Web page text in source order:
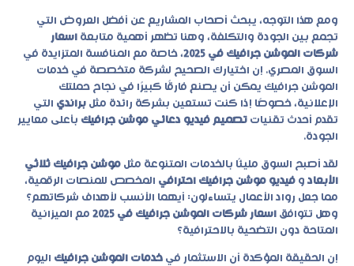
ومع هذا التوجه، يبحث أصحاب المشاريع عن أفضل العروض التي
تجمع بين الجودة والتكلفة، وهنا تظهر أهمية متابعة اسعار
شركات الموشن جرافيك في 2025
، خاصة مع المنافسة المتزايدة في
السوق المصري. إن اختيارك الصحيح لشركة متخصصة في خدمات
الموشن جرافيك يمكن أن يصنع فارقًا كبيرًا في نجاح حملتك
الإعلانية، خصوصًا إذا كنت تستعين بشركة رائدة مثل براندي التي
تقدم أحدث تقنيات تصميم فيديو دعائي موشن جرافيك بأعلى معايير
الجودة.
لقد أصبح السوق مليئًا بالخدمات المتنوعة مثل موشن جرافيك ثلاثي
الأبعادو فيديو موشن جرافيك احترافي المخصص للمنصات الرقمية،
مما جعل رواد الأعمال يتساءلون: أيهما الأنسب لأهداف شركاتهم؟
وهل تتوافق اسعار شركات الموشن جرافيك في 2025
مع الميزانية
المتاحة دون التضحية بالاحترافية؟
إن الحقيقة المؤكدة أن الاستثمار في خدمات الموشن جرافيك اليوم